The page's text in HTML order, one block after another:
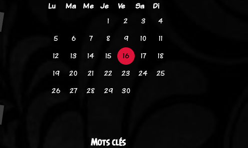
Lu
Ma Me Je Ve Sa
Di
1
2 3
4
5
6 7 8 9 10
11
12
13 14 15 16 17
18
19
20 21 22 23 24
25
26
27 28 29 30
Mots clés